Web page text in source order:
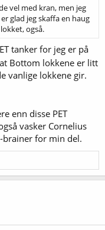
vel med kran, men jeg
glad jeg skaffa en haug
også.
tanker for jeg er på
Bottom lokkene er litt
vanlige lokkene gir.
enn disse PET
vasker Cornelius
for min del.